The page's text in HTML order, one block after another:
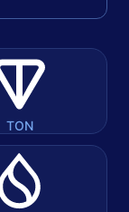
TON